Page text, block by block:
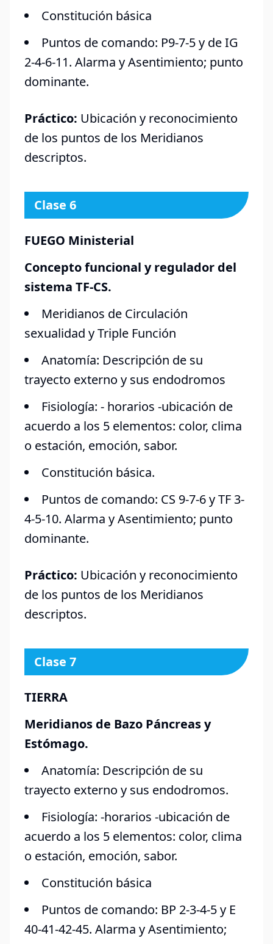
Constitución básica
Puntos de comando: P9-7-5 y de IG
2-4-6-11. Alarma y Asentimiento; punto
dominante.
Práctico: Ubicación y reconocimiento
de los puntos de los Meridianos
descriptos.
Clase 6
FUEGO Ministerial
Concepto funcional y regulador del
sistema TF-CS.
Meridianos de Circulación
sexualidad y Triple Función
Anatomía: Descripción de su
trayecto externo y sus endodromos
Fisiología: - horarios -ubicación de
acuerdo a los 5 elementos: color, clima
o estación, emoción, sabor.
Constitución básica.
Puntos de comando: CS 9-7-6 y TF 3-
4-5-10. Alarma y Asentimiento; punto
dominante.
Práctico: Ubicación y reconocimiento
de los puntos de los Meridianos
descriptos.
Clase 7
TIERRA
Meridianos de Bazo Páncreas y
Estómago.
Anatomía: Descripción de su
trayecto externo y sus endodromos.
Fisiología: -horarios -ubicación de
acuerdo a los 5 elementos: color, clima
o estación, emoción, sabor.
Constitución básica
Puntos de comando: BP 2-3-4-5 y E
40-41-42-45. Alarma y Asentimiento;